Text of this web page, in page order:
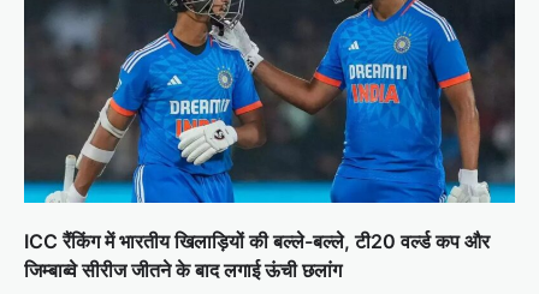
ICC रैंकिंग में भारतीय खिलाड़ियों की बल्ले-बल्ले, टी20 वर्ल्ड कप और
जिम्बाब्वे सीरीज जीतने के बाद लगाई ऊंची छलांग